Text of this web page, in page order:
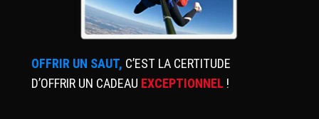
OFFRIR UN SAUT, C’EST LA CERTITUDE
D’OFFRIR UN CADEAU EXCEPTIONNEL !